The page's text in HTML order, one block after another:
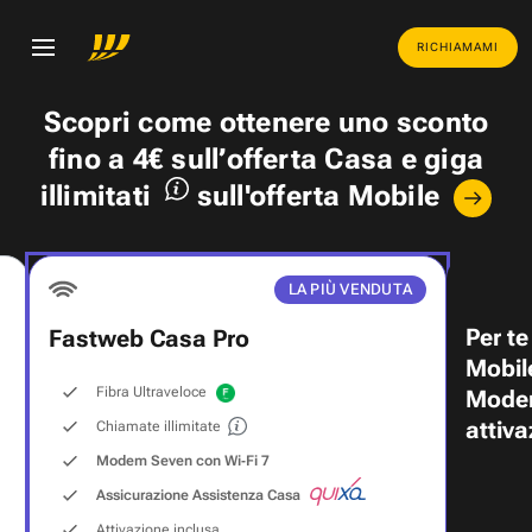
RICHIAMAMI
Scopri come ottenere uno sconto
fino a 4€ sull’offerta Casa egiga
illimitati
sull'offerta Mobile
LA PIÙ VENDUTA
Fastweb Casa Pro
Fibra Ultraveloce
Chiamate illimitate
Modem Seven con Wi‑Fi 7
Assicurazione Assistenza Casa
Per